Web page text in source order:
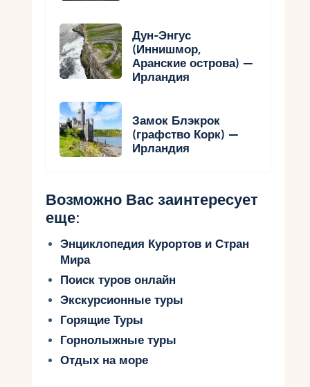
Дун-Энгус
(Иннишмор,
Аранские острова) —
Ирландия
Замок Блэкрок
(графство Корк) —
Ирландия
Возможно Вас заинтересует
еще:
Энциклопедия Курортов и Стран
Мира
Поиск туров онлайн
Экскурсионные туры
Горящие Туры
Горнолыжные туры
Отдых на море